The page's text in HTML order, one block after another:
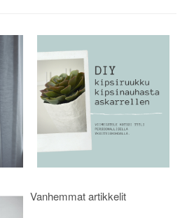
Vanhemmat artikkelit